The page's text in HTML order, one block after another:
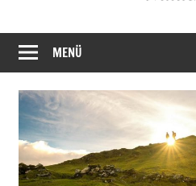
ein
guter
MENÜ